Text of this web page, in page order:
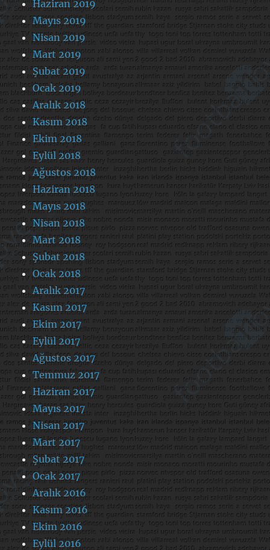
Haziran 2019
Mayıs 2019
Nisan 2019
Mart 2019
Şubat 2019
Ocak 2019
Aralık 2018
Kasım 2018
Ekim 2018
Eylül 2018
Ağustos 2018
Haziran 2018
Mayıs 2018
Nisan 2018
Mart 2018
Şubat 2018
Ocak 2018
Aralık 2017
Kasım 2017
Ekim 2017
Eylül 2017
Ağustos 2017
Temmuz 2017
Haziran 2017
Mayıs 2017
Nisan 2017
Mart 2017
Şubat 2017
Ocak 2017
Aralık 2016
Kasım 2016
Ekim 2016
Eylül 2016